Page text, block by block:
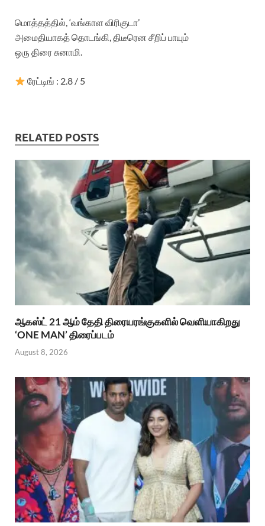
மொத்தத்தில், ‘வங்காள விரிகுடா’
அமைதியாகத் தொடங்கி, திடீரென சீறிப் பாயும்
ஒரு திரை சுனாமி.
ரேட்டிங் : 2.8 / 5
RELATED POSTS
ஆகஸ்ட் 21 ஆம் தேதி திரையரங்குகளில் வெளியாகிறது
‘ONE MAN’ திரைப்படம்
August 8, 2026